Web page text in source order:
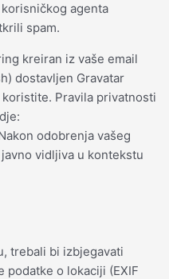
agenta
spam.
kreiran iz vaše email
dostavljen Gravatar
Pravila privatnosti
odobrenja vašeg
vidljiva u kontekstu
trebali bi izbjegavati
podatke o lokaciji (EXIF